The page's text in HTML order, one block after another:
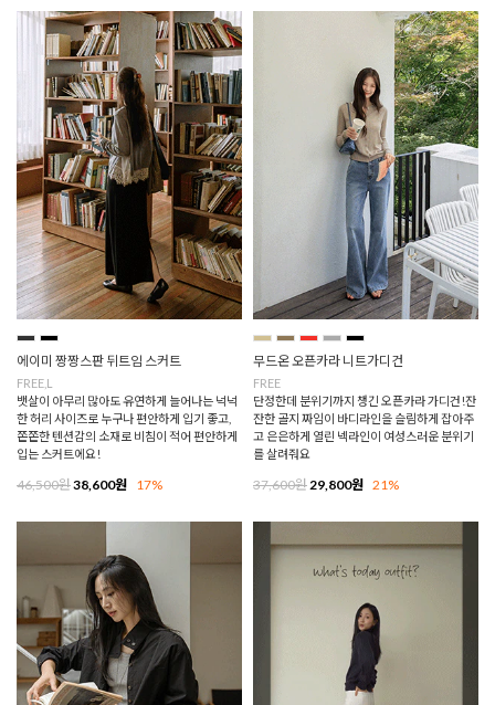
에이미 짱짱스판 뒤트임 스커트
FREE,L
뱃살이 아무리 많아도 유연하게 늘어나는 넉넉
한 허리 사이즈로 누구나 편안하게 입기 좋고,
쫀쫀한 텐션감의 소재로 비침이 적어 편안하게
입는 스커트에요!
46,500원38,600원 17%
무드온 오픈카라 니트가디건
FREE
단정한데 분위기까지 챙긴 오픈카라 가디건!잔
잔한 골지 짜임이 바디라인을 슬림하게 잡아주
고 은은하게 열린 넥라인이 여성스러운 분위기
를 살려줘요
37,600원 29,800원 21%